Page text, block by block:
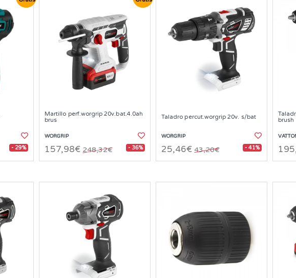
- 29%
Martillo perf.worgrip 20v.bat.4.0ah
brus
WORGRIP
157,98€ 248,32€ - 36%
Taladro percut.worgrip 20v. s/bat
WORGRIP
25,46€ 43,20€ - 41%
brush